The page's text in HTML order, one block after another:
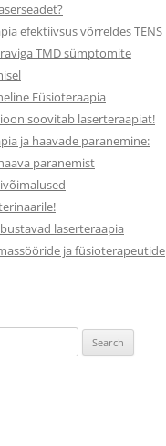
efektiivsus võrreldes TENS
TMD sümptomite
Füsioteraapia
soovitab laserteraapiat!
ja haavade paranemine:
paranemist
laserteraapia
ja füsioterapeutide